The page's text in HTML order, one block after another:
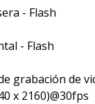
- Flash
- Flash
grabación de
x 2160)@30fps